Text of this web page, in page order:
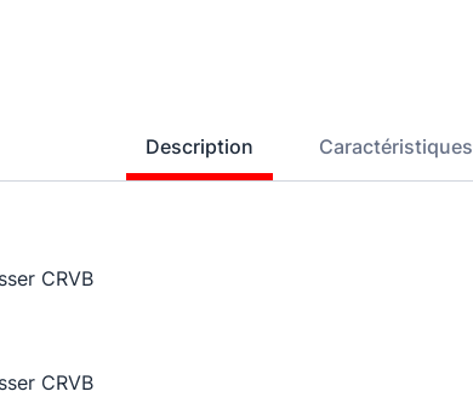
Description Caractéristiques
CRVB
CRVB